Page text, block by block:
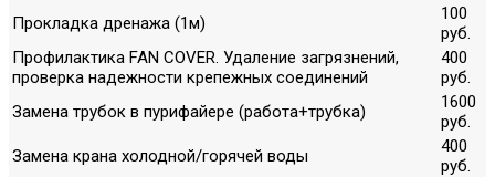
Прокладка дренажа (1м)
100
руб.
Профилактика FAN COVER. Удаление загрязнений,
проверка надежности крепежных соединений
400
руб.
Замена трубок в пурифайере (работа+трубка)
1600
руб.
Замена крана холодной/горячей воды
400
руб.